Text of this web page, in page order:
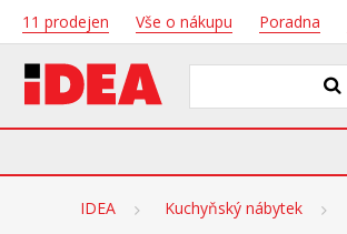
11 prodejen Vše o nákupu Poradna
IDEA Kuchyňský nábytek